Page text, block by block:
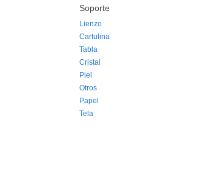
Soporte
Lienzo
Cartulina
Tabla
Cristal
Piel
Otros
Papel
Tela